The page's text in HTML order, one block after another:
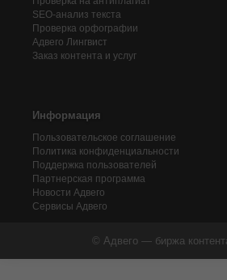
SEO-анализ текста
Проверка орфографии
Адвего Лингвист
Заказ контента и услуг
Информация
Пользовательское соглашение
Политика конфиденциальности
Поддержка пользователей
Партнерская программа
Новости Адвего
Сервисы Адвего
© Адвего — биржа